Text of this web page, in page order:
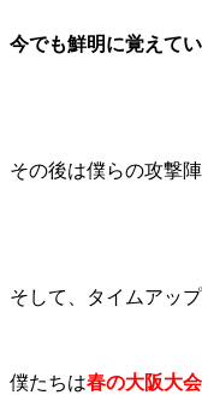
今でも鮮明に覚えてい
その後は僕らの攻撃
そして、タイムアップ
僕たちは春の大阪大